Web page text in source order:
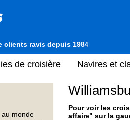
clients ravis depuis 1984
de croisière Navires et
au monde
Pour voir les
affaire" sur la